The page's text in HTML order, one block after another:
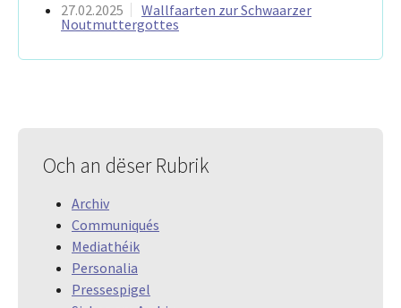
27.02.2025
Wallfaarten zur Schwaarzer
Noutmuttergottes
Och an dëser Rubrik
Archiv
Communiqués
Mediathéik
Personalia
Pressespigel